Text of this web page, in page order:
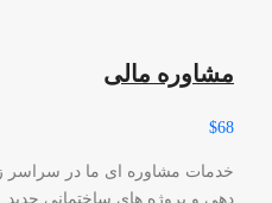
مشاوره مالی
$68
خدمات مشاوره ای ما در سراسر
دهی و پروژه های ساختمانی